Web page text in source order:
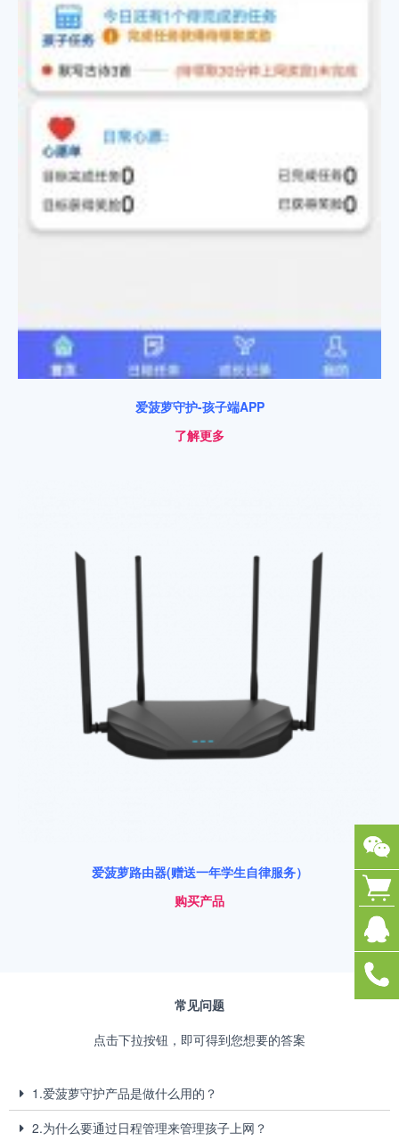
爱菠萝守护-孩子端APP
了解更多
爱菠萝路由器(赠送一年学生自律服务）
购买产品
常见问题
点击下拉按钮，即可得到您想要的答案
1.爱菠萝守护产品是做什么用的？
2.为什么要通过日程管理来管理孩子上网？